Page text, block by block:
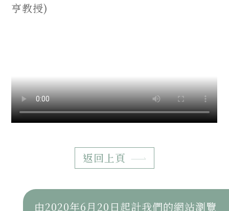
亨教授)
返回上頁
由2020年6月20日起計我們的網站瀏覽